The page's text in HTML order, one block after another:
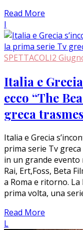
Read More
I
SPETTACOLI2
Italia e
ecco “The
greca
Italia e Grecia
prima serie Tv
in un grande evento
Rai, Ert,Foss, Beta
a Roma e ritorno.
prima volta, una
Read More
L